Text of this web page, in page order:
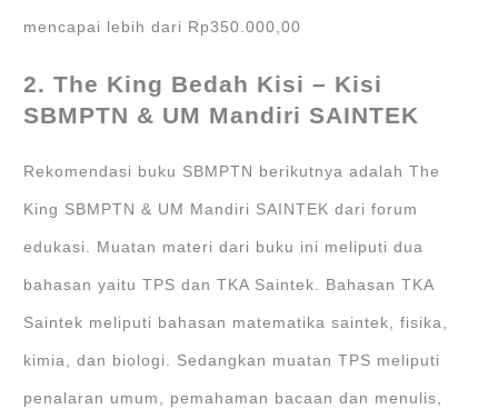
mencapai lebih dari Rp350.000,00
2. The King Bedah Kisi – Kisi
SBMPTN & UM Mandiri SAINTEK
Rekomendasi buku SBMPTN berikutnya adalah The
King SBMPTN & UM Mandiri SAINTEK dari forum
edukasi. Muatan materi dari buku ini meliputi dua
bahasan yaitu TPS dan TKA Saintek. Bahasan TKA
Saintek meliputi bahasan matematika saintek, fisika,
kimia, dan biologi. Sedangkan muatan TPS meliputi
penalaran umum, pemahaman bacaan dan menulis,